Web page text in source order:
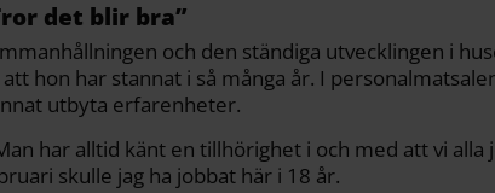
det blir bra”
och den ständiga utvecklingen i
hon har stannat i så många år. I
utbyta erfarenheter.
har alltid känt en tillhörighet i och med att vi alla
skulle jag ha jobbat här i 18 år.